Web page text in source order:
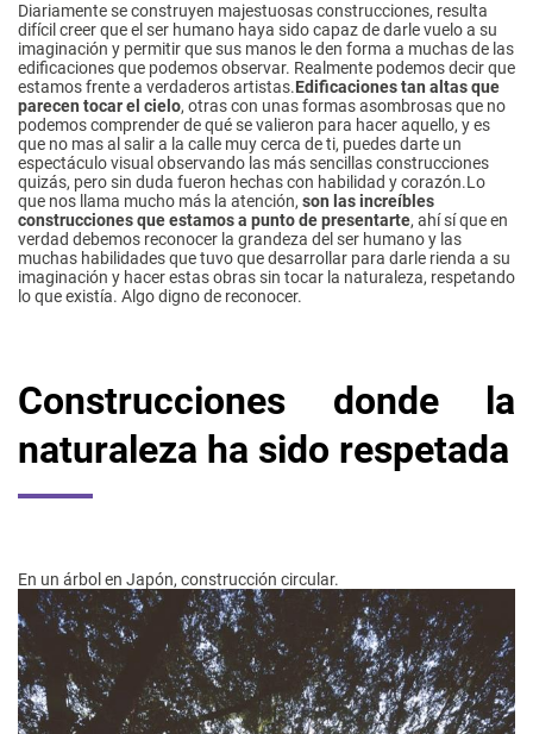
Diariamente se construyen majestuosas construcciones, resulta
difícil creer que el ser humano haya sido capaz de darle vuelo a su
imaginación y permitir que sus manos le den forma a muchas de las
edificaciones que podemos observar. Realmente podemos decir que
estamos frente a verdaderos artistas.Edificaciones tan altas que
parecen tocar el cielo, otras con unas formas asombrosas que no
podemos comprender de qué se valieron para hacer aquello, y es
que no mas al salir a la calle muy cerca de ti, puedes darte un
espectáculo visual observando las más sencillas construcciones
quizás, pero sin duda fueron hechas con habilidad y corazón.Lo
que nos llama mucho más la atención, son las increíbles
construcciones que estamos a punto de presentarte, ahí sí que en
verdad debemos reconocer la grandeza del ser humano y las
muchas habilidades que tuvo que desarrollar para darle rienda a su
imaginación y hacer estas obras sin tocar la naturaleza, respetando
lo que existía. Algo digno de reconocer.
Construcciones donde la
naturaleza ha sido respetada
En un árbol en Japón, construcción circular.